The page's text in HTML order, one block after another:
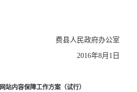
费县人民政府办公室
2016年8月1日
站内容保障工作方案（试行）